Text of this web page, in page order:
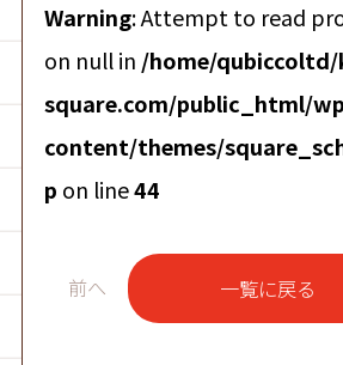
Warning: Attempt to read
on null in /home/qubiccoltd/
square.com/public_html/
content/themes/
p on line44
前へ 一覧に戻る